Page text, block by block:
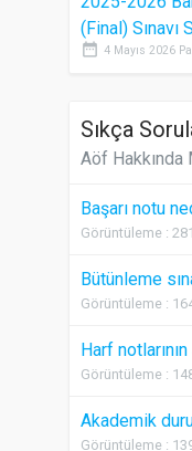
(Final) Sınavı
date_range 4 Mayıs 2026
Sıkça
Aöf
Başarı notu
Görüntüleme :
Bütünleme
Görüntüleme :
Harf
Görüntüleme :
Akademik
Görüntüleme :